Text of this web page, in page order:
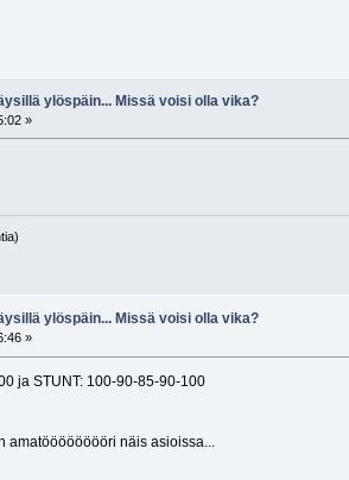
ylöspäin... Missä voisi olla vika?
»
ylöspäin... Missä voisi olla vika?
»
ja STUNT: 100-90-85-90-100
amatööööööööri näis asioissa...